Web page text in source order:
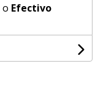
o Efectivo